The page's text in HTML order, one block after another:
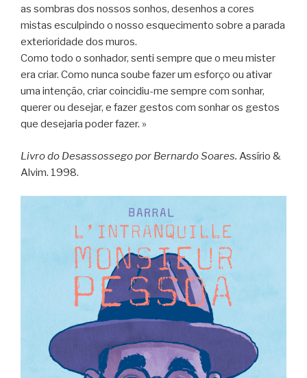
as sombras dos nossos sonhos, desenhos a cores
mistas esculpindo o nosso esquecimento sobre a parada
exterioridade dos muros.
Como todo o sonhador, senti sempre que o meu mister
era criar. Como nunca soube fazer um esforço ou ativar
uma intenção, criar coincidiu-me sempre com sonhar,
querer ou desejar, e fazer gestos com sonhar os gestos
que desejaria poder fazer. »
Livro do Desassossego por Bernardo Soares. Assírio &
Alvim. 1998.